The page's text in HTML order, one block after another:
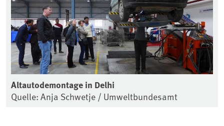
Altautodemontage in Delhi
Quelle: Anja Schwetje / Umweltbundesamt